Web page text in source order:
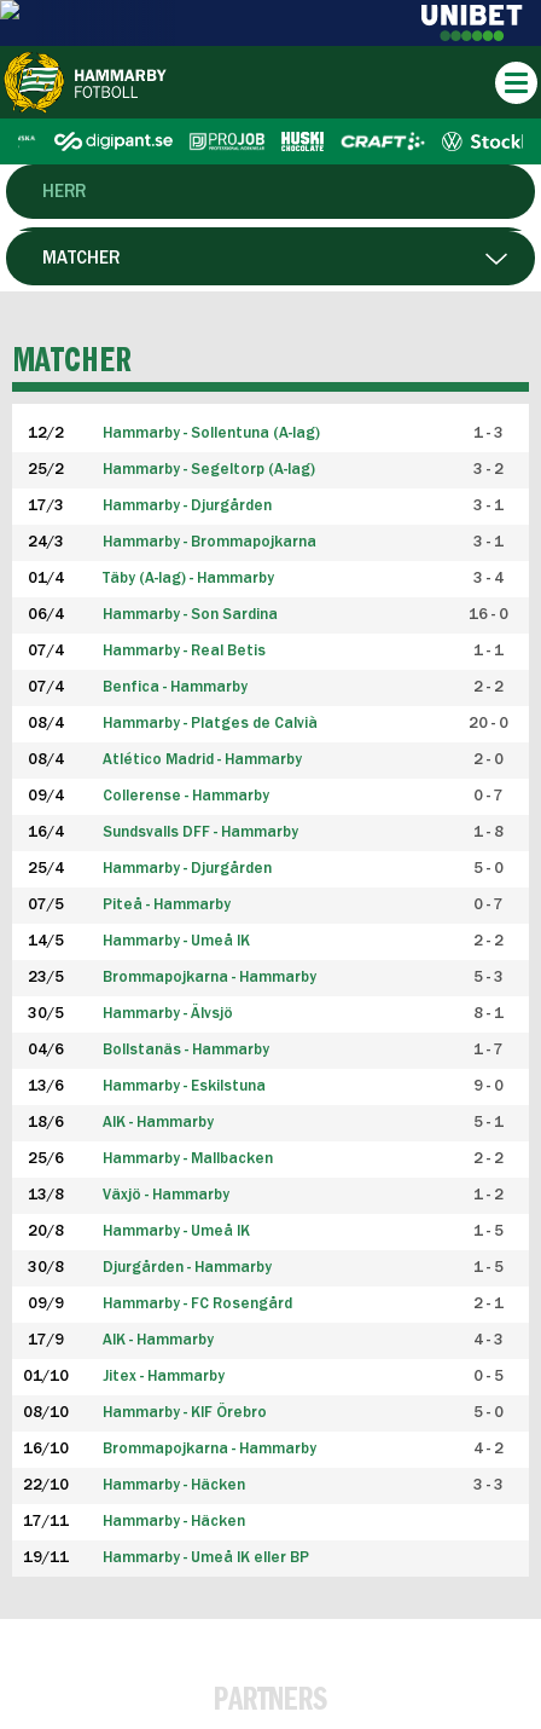
HERR
DAM
P19
F19
FUTSAL HERR
FUTSAL DAM
MATCHER
MATCHER
12/2 Hammarby - Sollentuna (A-lag) 1 - 3
25/2 Hammarby - Segeltorp (A-lag) 3 - 2
17/3 Hammarby - Djurgården 3 - 1
24/3 Hammarby - Brommapojkarna 3 - 1
01/4 Täby (A-lag) - Hammarby 3 - 4
06/4 Hammarby - Son Sardina 16 - 0
07/4 Hammarby - Real Betis 1 - 1
07/4 Benfica - Hammarby 2 - 2
08/4 Hammarby - Platges de Calvià 20 - 0
08/4 Atlético Madrid - Hammarby 2 - 0
09/4 Collerense - Hammarby 0 - 7
16/4 Sundsvalls DFF - Hammarby 1 - 8
25/4 Hammarby - Djurgården 5 - 0
07/5 Piteå - Hammarby 0 - 7
14/5 Hammarby - Umeå IK 2 - 2
23/5 Brommapojkarna - Hammarby 5 - 3
30/5 Hammarby - Älvsjö 8 - 1
04/6 Bollstanäs - Hammarby 1 - 7
13/6 Hammarby - Eskilstuna 9 - 0
18/6 AIK - Hammarby 5 - 1
25/6 Hammarby - Mallbacken 2 - 2
13/8 Växjö - Hammarby 1 - 2
20/8 Hammarby - Umeå IK 1 - 5
30/8 Djurgården - Hammarby 1 - 5
09/9 Hammarby - FC Rosengård 2 - 1
17/9 AIK - Hammarby 4 - 3
01/10 Jitex - Hammarby 0 - 5
08/10 Hammarby - KIF Örebro 5 - 0
16/10 Brommapojkarna - Hammarby 4 - 2
22/10 Hammarby - Häcken 3 - 3
17/11 Hammarby - Häcken
19/11 Hammarby - Umeå IK eller BP
PARTNERS